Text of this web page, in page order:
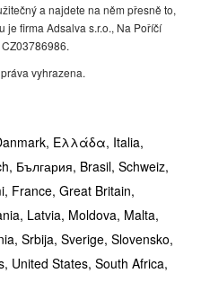
a najdete na něm přesně to,
je firma Adsalva s.r.o., Na Poříčí
vyhrazena.
Ελλάδα, Italia,
България, Brasil, Schweiz,
France, Great Britain,
Latvia, Moldova, Malta,
Srbija, Sverige, Slovensko,
United States, South Africa,